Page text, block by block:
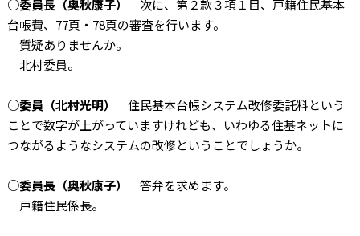
○委員長（奥秋康子）
次に、第２款３項１目、戸籍住民基本
台帳費、77頁・78頁の審査を行います。
質疑ありませんか。
北村委員。
○委員（北村光明）
住民基本台帳システム改修委託料という
ことで数字が上がっていますけれども、いわゆる住基ネットに
つながるようなシステムの改修ということでしょうか。
○委員長（奥秋康子）
答弁を求めます。
戸籍住民係長。